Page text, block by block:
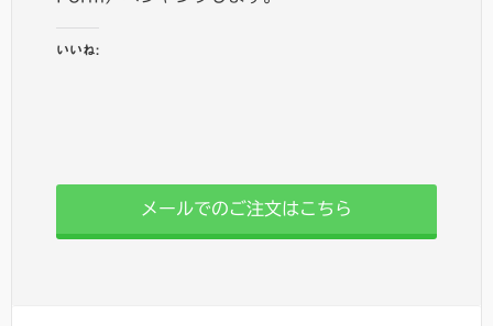
いいね:
メールでのご注文はこちら